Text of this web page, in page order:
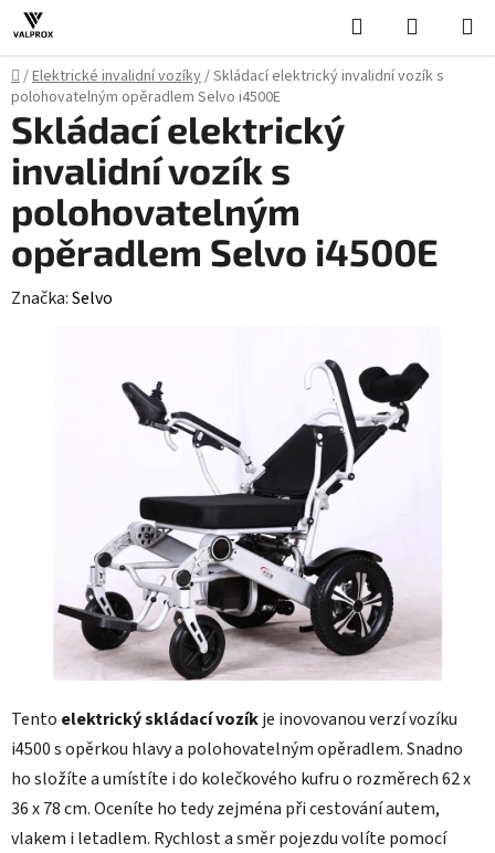
Přejít
na
obsah
Hledat
KOŠÍK
Domů
/Elektrické invalidní vozíky/Skládací elektrický invalidní vozík s
polohovatelným opěradlem Selvo i4500E
Tento elektrický skládací vozíkje inovovanou verzí vozíku
i4500 s opěrkou hlavy a polohovatelným opěradlem. Snadno
ho složíte a umístíte i do kolečkového kufru o rozměrech 62 x
36 x 78 cm. Oceníte ho tedy zejména při cestování autem,
vlakem i letadlem. Rychlost a směr pojezdu volíte pomocí
Skládací elektrický
invalidní vozík s
polohovatelným
opěradlem Selvo i4500E
Značka:Selvo